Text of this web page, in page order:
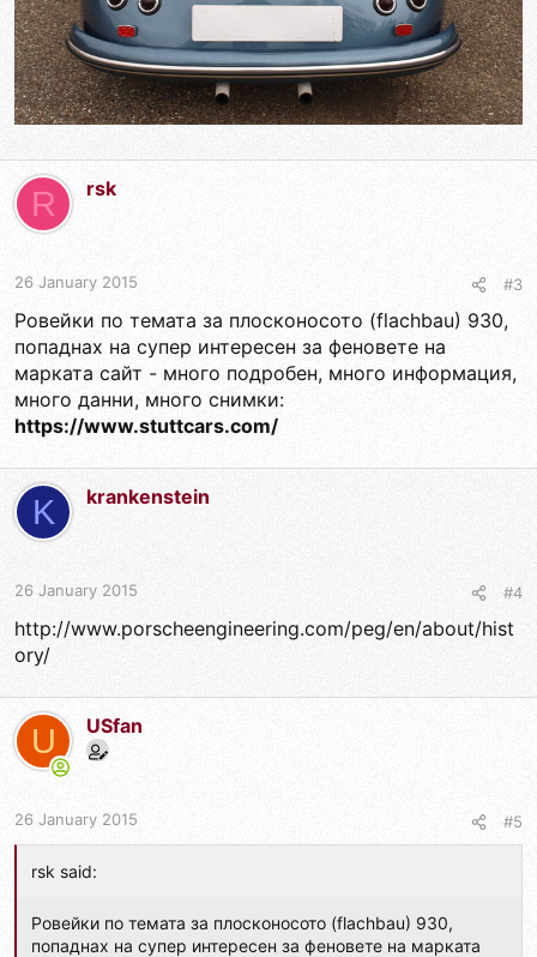
R rsk
26 January 2015 #3
Ровейки по темата за плосконосото (flachbau) 930,
попаднах на супер интересен за феновете на
марката сайт - много подробен, много информация,
много данни, много снимки:
https://www.stuttcars.com/
K krankenstein
26 January 2015 #4
http://www.porscheengineering.com/peg/en/about/hist
ory/
U USfan
26 January 2015 #5
rsk said:
Ровейки по темата за плосконосото (flachbau) 930,
попаднах на супер интересен за феновете на марката